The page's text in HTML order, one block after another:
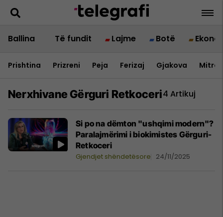
Ballina Të fundit Lajme Botë
Prishtina Prizreni Peja Ferizaj Gjakova
Nerxhivane Gërguri Retkoceri4 Artikuj
Si po na dëmton "ushqimi modern"?
Paralajmërimi i biokimistes Gërguri-
Retkoceri
Gjendjet shëndetësore 24/11/2025